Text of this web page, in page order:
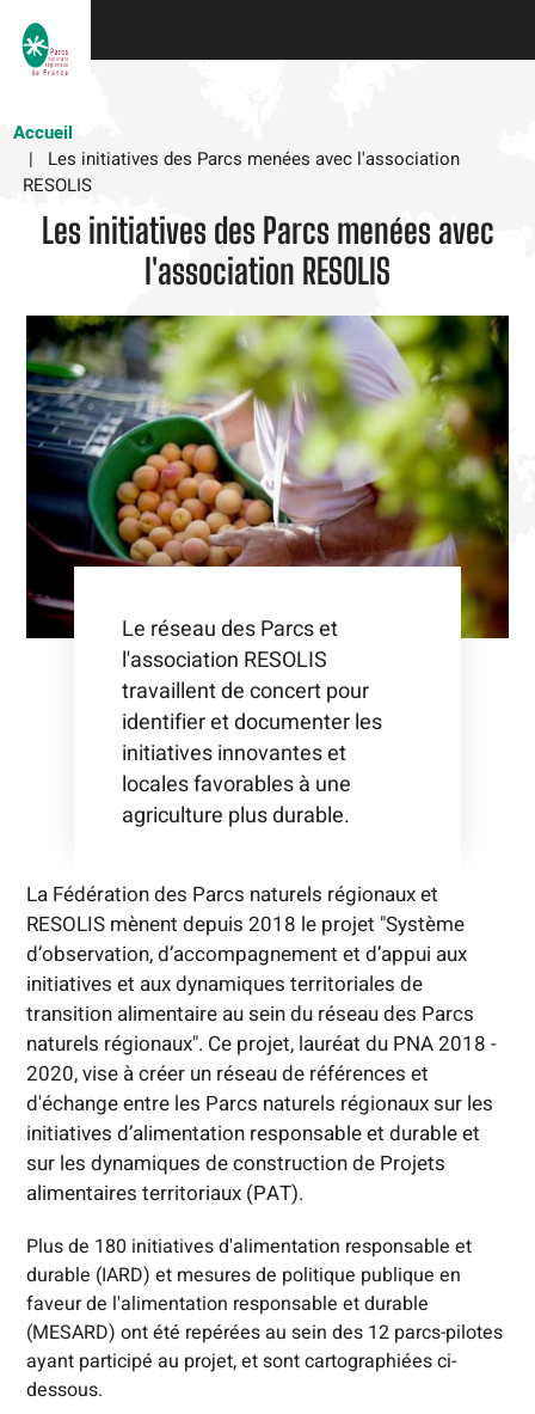
Accueil
Les initiatives des Parcs menées avec l'association
RESOLIS
Les initiatives des Parcs menées avec
l'association RESOLIS
Le réseau des Parcs et
l'association RESOLIS
travaillent de concert pour
identifier et documenter les
initiatives innovantes et
locales favorables à une
agriculture plus durable.
La Fédération des Parcs naturels régionaux et
RESOLIS mènent depuis 2018 le projet "Système
d’observation, d’accompagnement et d’appui aux
initiatives et aux dynamiques territoriales de
transition alimentaire au sein du réseau des Parcs
naturels régionaux". Ce projet, lauréat du PNA 2018 -
2020, vise à créer un réseau de références et
d'échange entre les Parcs naturels régionaux sur les
initiatives d’alimentation responsable et durable et
sur les dynamiques de construction de Projets
alimentaires territoriaux (PAT).
Plus de 180 initiatives d'alimentation responsable et
durable (IARD) et mesures de politique publique en
faveur de l'alimentation responsable et durable
(MESARD) ont été repérées au sein des 12 parcs-pilotes
ayant participé au projet, et sont cartographiées ci-
dessous.